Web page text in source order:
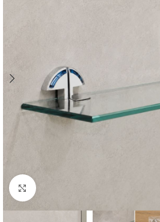
Click to enlarge